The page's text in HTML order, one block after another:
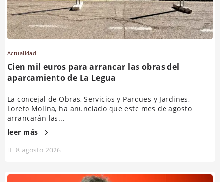
Actualidad
Cien mil euros para arrancar las obras del
aparcamiento de La Legua
La concejal de Obras, Servicios y Parques y Jardines,
Loreto Molina, ha anunciado que este mes de agosto
arrancarán las...
leer más
8 agosto 2026